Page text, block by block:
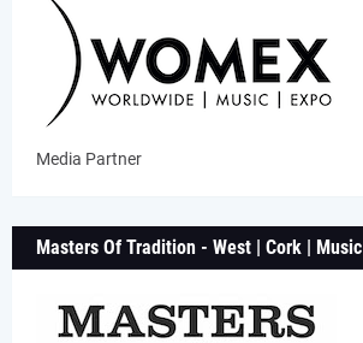
Media Partner
Masters Of Tradition - West | Cork | Music